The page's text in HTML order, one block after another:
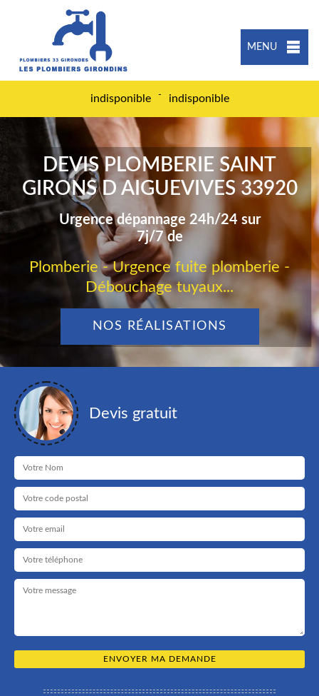
MENU
indisponible - indisponible
DEVIS PLOMBERIE SAINT
GIRONS D AIGUEVIVES 33920
Urgence dépannage 24h/24 sur
7j/7 de
Plomberie - Urgence fuite plomberie -
Débouchage tuyaux...
NOS RÉALISATIONS
Devis gratuit